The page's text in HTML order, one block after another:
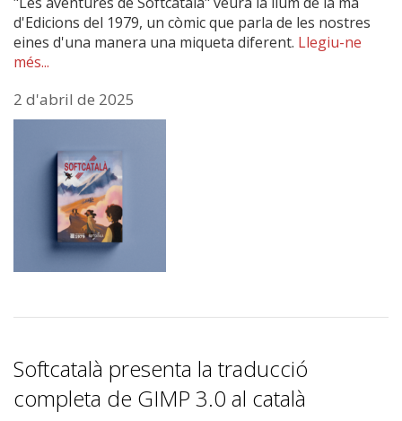
d'Edicions del 1979, un còmic que parla de les nostres
eines d'una manera una miqueta diferent. Llegiu-ne
més...
2 d'abril de 2025
Softcatalà presenta la traducció
completa de GIMP 3.0 al català